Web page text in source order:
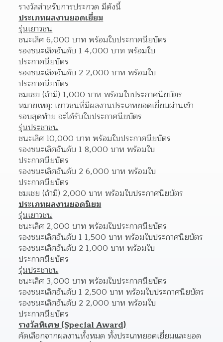
รางวัลสำหรับการประกวด มีดังนี้
ประเภทผลงานยอดเยี่ยม
รุ่นเยาวชน
ชนะเลิศ 6,000 บาท พร้อมใบประกาศนียบัตร
รองชนะเลิศอันดับ 1 4,000 บาท พร้อมใบ
ประกาศนียบัตร
รองชนะเลิศอันดับ 2 2,000 บาท พร้อมใบ
ประกาศนียบัตร
ชมเชย (ถ้ามี) 1,000 บาท พร้อมใบประกาศนียบัตร
หมายเหตุ: เยาวชนที่มีผลงานประเภทยอดเยี่ยมผ่านเข้า
รอบสุดท้าย จะได้รับใบประกาศนียบัตร
รุ่นประชาชน
ชนะเลิศ 10,000 บาท พร้อมใบประกาศนียบัตร
รองชนะเลิศอันดับ 1 8,000 บาท พร้อมใบ
ประกาศนียบัตร
รองชนะเลิศอันดับ 2 6,000 บาท พร้อมใบ
ประกาศนียบัตร
ชมเชย (ถ้ามี) 2,000 บาท พร้อมใบประกาศนียบัตร
ประเภทผลงานยอดนิยม
รุ่นเยาวชน
ชนะเลิศ 2,000 บาท พร้อมใบประกาศนียบัตร
รองชนะเลิศอันดับ 1 1,500 บาท พร้อมใบประกาศนียบัตร
รองชนะเลิศอันดับ 2 1,000 บาท พร้อมใบ
ประกาศนียบัตร
รุ่นประชาชน
ชนะเลิศ 3,000 บาท พร้อมใบประกาศนียบัตร
รองชนะเลิศอันดับ 1 2,500 บาท พร้อมใบประกาศนียบัตร
รองชนะเลิศอันดับ 2 2,000 บาท พร้อมใบ
ประกาศนียบัตร
รางวัลพิเศษ (Special Award)
คัดเลือกจากผลงานทั้งหมด ทั้งประเภทยอดเยี่ยมและยอด